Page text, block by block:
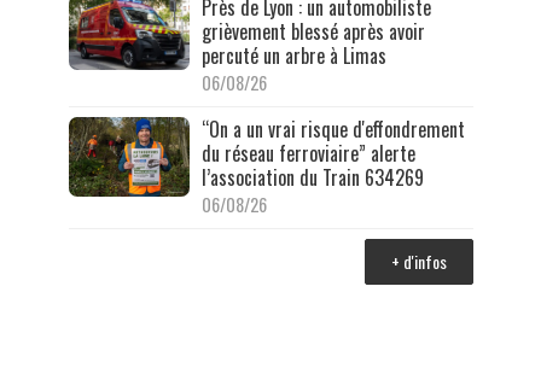
Près de Lyon : un automobiliste
grièvement blessé après avoir
percuté un arbre à Limas
06/08/26
“On a un vrai risque d'effondrement
du réseau ferroviaire” alerte
l’association du Train 634269
06/08/26
+ d'infos